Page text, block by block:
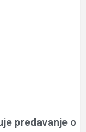
predavanje o